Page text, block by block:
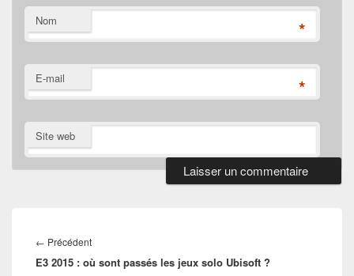
Nom *
E-mail *
Site web
de
l’article
← PrécédentArticle
précédent :
E3 2015 : où sont passés les jeux solo Ubisoft ?